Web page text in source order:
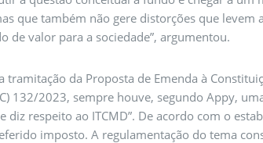
que também não gere distorções que
de valor para a sociedade”, argumentou.
tramitação da Proposta de Emenda à
132/2023, sempre houve, segundo Appy,
diz respeito ao ITCMD”. De acordo com o
imposto. A regulamentação do tema